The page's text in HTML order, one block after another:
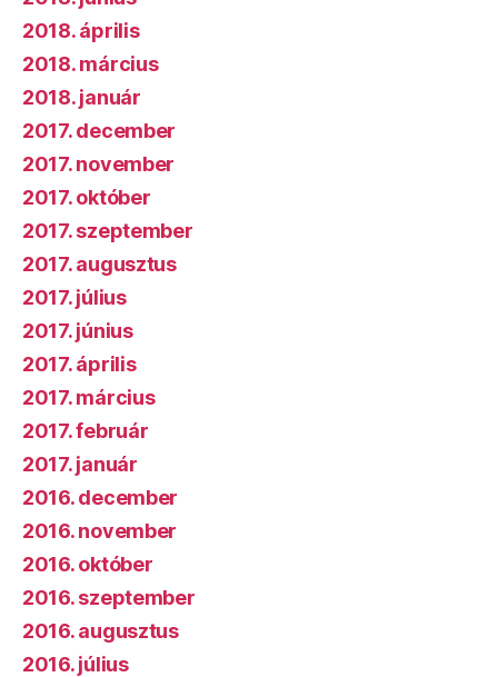
2018. április
2018. március
2018. január
2017. december
2017. november
2017. október
2017. szeptember
2017. augusztus
2017. július
2017. június
2017. április
2017. március
2017. február
2017. január
2016. december
2016. november
2016. október
2016. szeptember
2016. augusztus
2016. július